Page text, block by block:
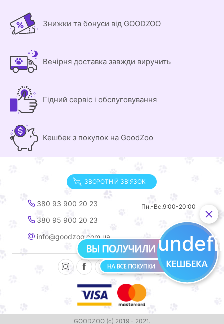
Знижки та бонуси від GOODZOO
Вечірня доставка завжди виручить
Гідний сервіс і обслуговування
Кешбек з покупок на GoodZoo
ЗВОРОТНІЙ ЗВ'ЯЗОК
380 93 900 20 23
380 95 900 20 23
info@goodzoo.com.ua
Пн.-Вс.9:00-20:00
GOODZOO (с) 2019 - 2021.